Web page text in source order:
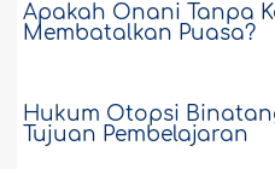
Apakah Onani Tanpa
Membatalkan Puasa?
Hukum Otopsi
Tujuan Pembelajaran